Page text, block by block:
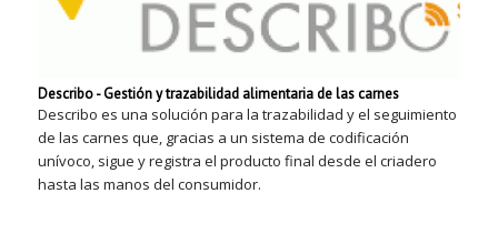
Describo - Gestión y trazabilidad alimentaria de las carnes
Describo es una solución para la trazabilidad y el seguimiento
de las carnes que, gracias a un sistema de codificación
unívoco, sigue y registra el producto final desde el criadero
hasta las manos del consumidor.